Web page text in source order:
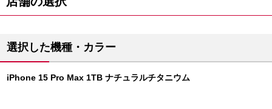
選択した機種・カラー
iPhone 15 Pro Max 1TB ナチュラルチタニウム